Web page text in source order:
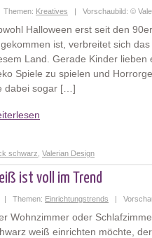
Kreatives | Vorschaubild: ©
Halloween erst seit den
ist, verbreitet sich
Land. Gerade Kinder lieben
Spiele zu spielen und
dabei sogar […]
schwarz Valerian Design
ist voll im Trend
| Themen: Einrichtungstrends |
Wohnzimmer oder
weiß einrichten möchte,